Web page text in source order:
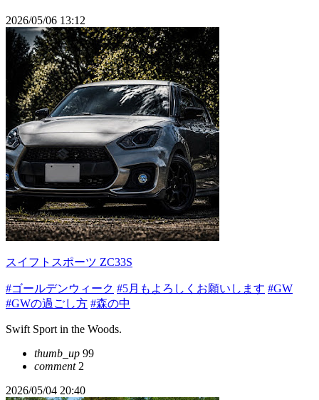
2026/05/06 13:12
スイフトスポーツ ZC33S
#ゴールデンウィーク #5月もよろしくお願いします #GW
#GWの過ごし方 #森の中
Swift Sport in the Woods.
thumb_up 99
comment2
2026/05/04 20:40